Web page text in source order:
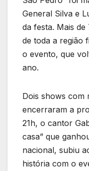
General Silva e
da festa. Mais de
de toda a região
o evento, que
ano.
Dois shows com
encerraram a
21h, o cantor
casa” que
nacional, subiu
história com o